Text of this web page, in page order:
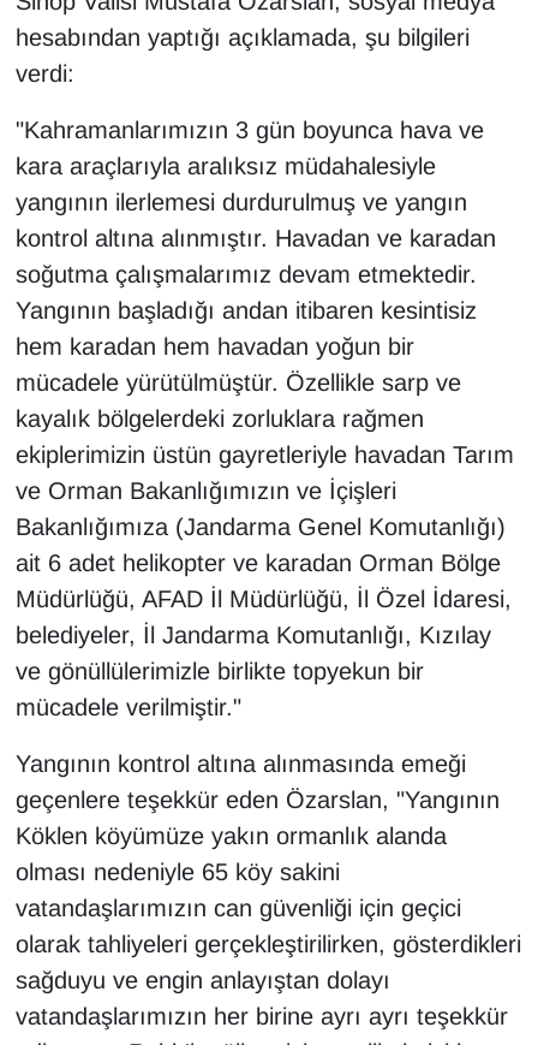
hesabından yaptığı açıklamada, şu bilgileri
verdi:
"Kahramanlarımızın 3 gün boyunca hava ve
kara araçlarıyla aralıksız müdahalesiyle
yangının ilerlemesi durdurulmuş ve yangın
kontrol altına alınmıştır. Havadan ve karadan
soğutma çalışmalarımız devam etmektedir.
Yangının başladığı andan itibaren kesintisiz
hem karadan hem havadan yoğun bir
mücadele yürütülmüştür. Özellikle sarp ve
kayalık bölgelerdeki zorluklara rağmen
ekiplerimizin üstün gayretleriyle havadan Tarım
ve Orman Bakanlığımızın ve İçişleri
Bakanlığımıza (Jandarma Genel Komutanlığı)
ait 6 adet helikopter ve karadan Orman Bölge
Müdürlüğü, AFAD İl Müdürlüğü, İl Özel İdaresi,
belediyeler, İl Jandarma Komutanlığı, Kızılay
ve gönüllülerimizle birlikte topyekun bir
mücadele verilmiştir."
Yangının kontrol altına alınmasında emeği
geçenlere teşekkür eden Özarslan, "Yangının
Köklen köyümüze yakın ormanlık alanda
olması nedeniyle 65 köy sakini
vatandaşlarımızın can güvenliği için geçici
olarak tahliyeleri gerçekleştirilirken, gösterdikleri
sağduyu ve engin anlayıştan dolayı
vatandaşlarımızın her birine ayrı ayrı teşekkür
SİYASET
TEBRİK
TEKNOLOJİ
Turizm
VAN'DA SPOR
Vasıta
YAŞAM
YEREL